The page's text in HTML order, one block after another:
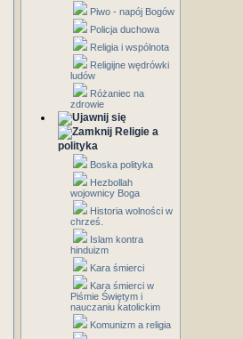
Piwo - napój Bogów
Policja duchowa
Religia i wspólnota
Religijne wędrówki
ludów
Różaniec na
zdrowie
Religie a
polityka
Boska polityka
Hezbollah
wojownicy Boga
Historia wolności w
chrześ.
Islam kontra
hinduizm
Kara śmierci
Kara śmierci w
Piśmie Świętym i
nauczaniu katolickim
Komunizm a religia